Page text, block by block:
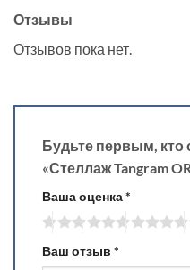
Отзывы
Отзывов пока нет.
Будьте первым, кто
«Стеллаж Tangram
Ваша оценка*
Ваш отзыв *